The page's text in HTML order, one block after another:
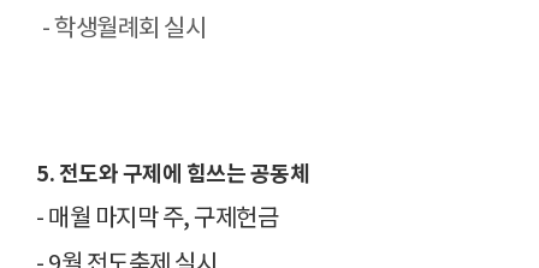
- 학생월례회 실시
5. 전도와 구제에 힘쓰는 공동체
- 매월 마지막 주, 구제헌금